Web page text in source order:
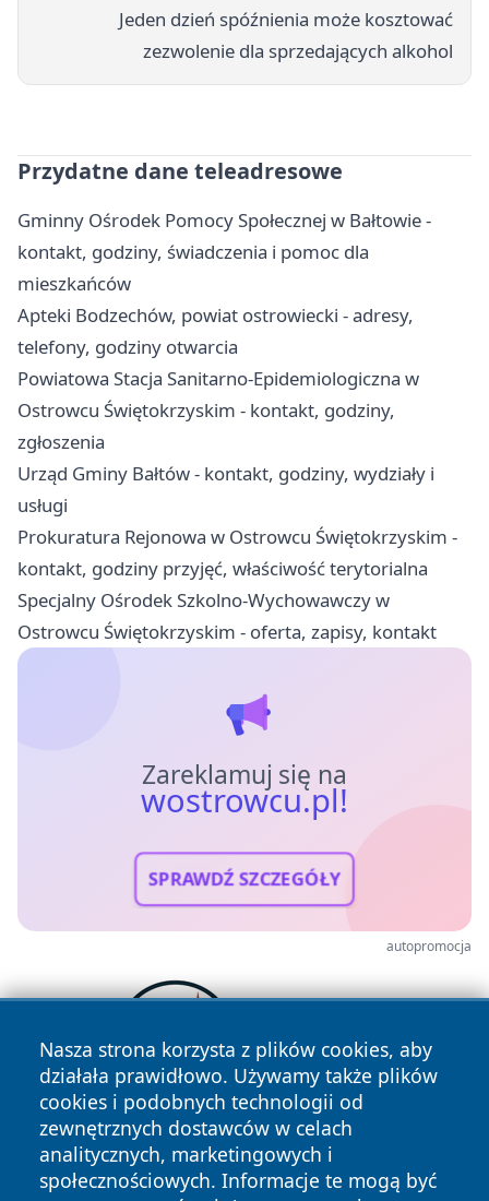
Jeden dzień spóźnienia może kosztować
zezwolenie dla sprzedających alkohol
Przydatne dane teleadresowe
Gminny Ośrodek Pomocy Społecznej w Bałtowie -
kontakt, godziny, świadczenia i pomoc dla
mieszkańców
Apteki Bodzechów, powiat ostrowiecki - adresy,
telefony, godziny otwarcia
Powiatowa Stacja Sanitarno-Epidemiologiczna w
Ostrowcu Świętokrzyskim - kontakt, godziny,
zgłoszenia
Urząd Gminy Bałtów - kontakt, godziny, wydziały i
usługi
Prokuratura Rejonowa w Ostrowcu Świętokrzyskim -
kontakt, godziny przyjęć, właściwość terytorialna
Specjalny Ośrodek Szkolno-Wychowawczy w
Ostrowcu Świętokrzyskim - oferta, zapisy, kontakt
Zareklamuj się na
wostrowcu.pl!
SPRAWDŹ SZCZEGÓŁY
autopromocja
Nasza strona korzysta z plików cookies, aby
działała prawidłowo. Używamy także plików
cookies i podobnych technologii od
zewnętrznych dostawców w celach
analitycznych, marketingowych i
społecznościowych. Informacje te mogą być